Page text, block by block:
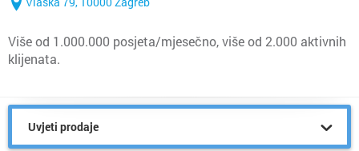
Više od 1.000.000 posjeta/mjesečno, više od 2.000 aktivnih
klijenata.
Uvjeti prodaje